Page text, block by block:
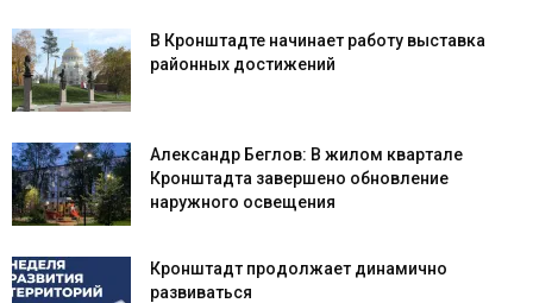
В Кронштадте начинает работу выставка
районных достижений
Александр Беглов: В жилом квартале
Кронштадта завершено обновление
наружного освещения
Кронштадт продолжает динамично
развиваться